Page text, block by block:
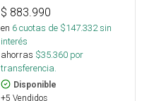
$ 883.990
en 6cuotas de $147.332sin
interés
ahorras $35.360 por
transferencia.
Disponible
+5 Vendidos